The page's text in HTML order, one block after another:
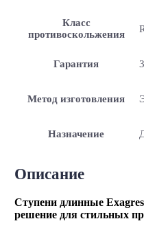
Класс
противоскольжения
Гарантия
Метод изготовления
Назначение
Описание
Ступени длинные
решение для стильных